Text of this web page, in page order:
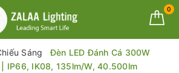
0
Sáng
Đèn LED Đánh Cá 300W
IP66, IK08, 135lm/W, 40.500lm